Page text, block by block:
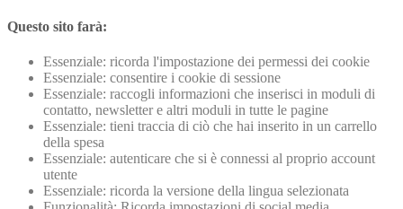
Questo sito farà:
Essenziale: ricorda l'impostazione dei permessi dei cookie
Essenziale: consentire i cookie di sessione
Essenziale: raccogli informazioni che inserisci in moduli di
contatto, newsletter e altri moduli in tutte le pagine
Essenziale: tieni traccia di ciò che hai inserito in un carrello
della spesa
Essenziale: autenticare che si è connessi al proprio account
utente
Essenziale: ricorda la versione della lingua selezionata